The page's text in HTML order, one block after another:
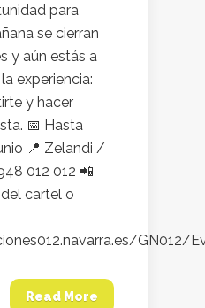
para
se cierran
y aún estás a
experiencia:
y hacer
📅 Hasta
📍 Zelandi /
012 012 📲
cartel o
GN012/
Read More